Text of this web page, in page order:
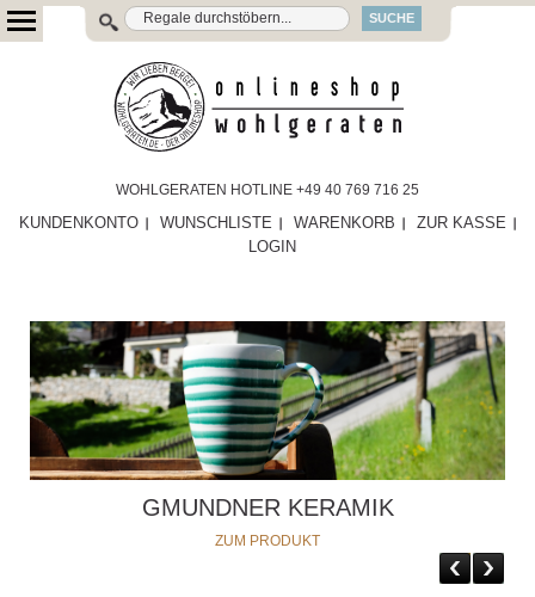
SUCHE
WOHLGERATEN HOTLINE +49 40 769 716 25
KUNDENKONTO WUNSCHLISTE WARENKORB
ZUR KASSE
LOGIN
GMUNDNER KERAMIK
ZUM PRODUKT